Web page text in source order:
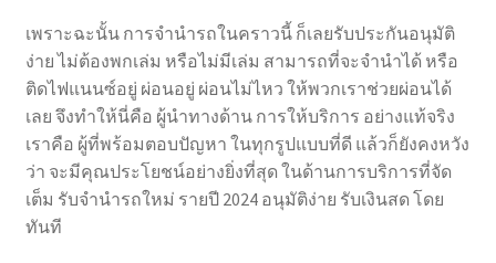
เพราะฉะนั้น การจำนำรถในคราวนี้ ก็เลยรับประกันอนุมัติ
ง่าย ไม่ต้องพกเล่ม หรือไม่มีเล่ม สามารถที่จะจำนำได้ หรือ
ติดไฟแนนซ์อยู่ ผ่อนอยู่ ผ่อนไม่ไหว ให้พวกเราช่วยผ่อนได้
เลย จึงทำให้นี่คือ ผู้นำทางด้าน การให้บริการ อย่างแท้จริง
เราคือ ผู้ที่พร้อมตอบปัญหา ในทุกรูปแบบที่ดี แล้วก็ยังคงหวัง
ว่า จะมีคุณประโยชน์อย่างยิ่งที่สุด ในด้านการบริการที่จัด
เต็ม รับจำนำรถใหม่ รายปี 2024 อนุมัติง่าย รับเงินสด โดย
ทันที